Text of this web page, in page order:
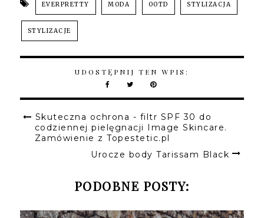
EVERPRETTY MODA OOTD STYLIZACJA
STYLIZACJE
UDOSTĘPNIJ TEN WPIS:
Skuteczna ochrona - filtr SPF 30 do
codziennej pielęgnacji Image Skincare.
Zamówienie z Topestetic.pl
Urocze body Tarissam Black
PODOBNE POSTY: